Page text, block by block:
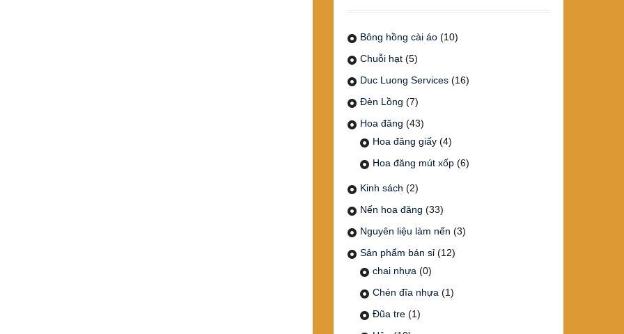
Bông hồng cài áo (10)
Chuỗi hạt (5)
Duc Luong Services (16)
Đèn Lồng (7)
Hoa đăng (43)
Hoa đăng giấy (4)
Hoa đăng mút xốp (6)
Kinh sách (2)
Nến hoa đăng (33)
Nguyên liệu làm nến (3)
Sản phẩm bán sỉ (12)
chai nhựa (0)
Chén đĩa nhựa (1)
Đũa tre (1)